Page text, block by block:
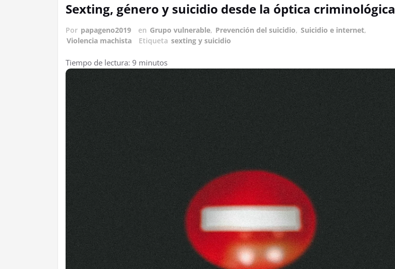
Sexting, género y suicidio desde la óptica criminológica
Por papageno2019 en Grupo vulnerable, Prevención del suicidio, Suicidio e internet,
Violencia machista
Etiqueta sexting y suicidio
Tiempo de lectura: 9 minutos